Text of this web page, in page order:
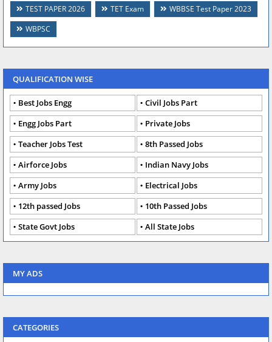
TEST PAPER 2026
TET Exam
WBBSE Test Paper 2023
WBPSC
QUALIFICATION WISE
Best Jobs Engg
Civil Jobs Part
Engg Jobs Part
Private Jobs
Teacher Jobs Test
8th Passed Jobs
Airforce Jobs
Indian Navy Jobs
Army Jobs
Electrical Jobs
12th passed Jobs
10th Passed Jobs
State Govt Jobs
All State Jobs
MY ADS
CATEGORIES